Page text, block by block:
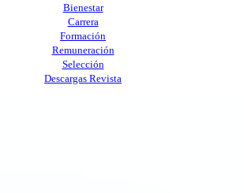
Bienestar
Carrera
Formación
Remuneración
Selección
Descargas Revista